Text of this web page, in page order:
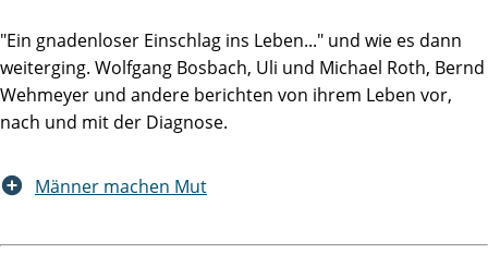
"Ein gnadenloser Einschlag ins Leben..." und wie es dann
weiterging. Wolfgang Bosbach, Uli und Michael Roth, Bernd
Wehmeyer und andere berichten von ihrem Leben vor,
nach und mit der Diagnose.
Männer machen Mut